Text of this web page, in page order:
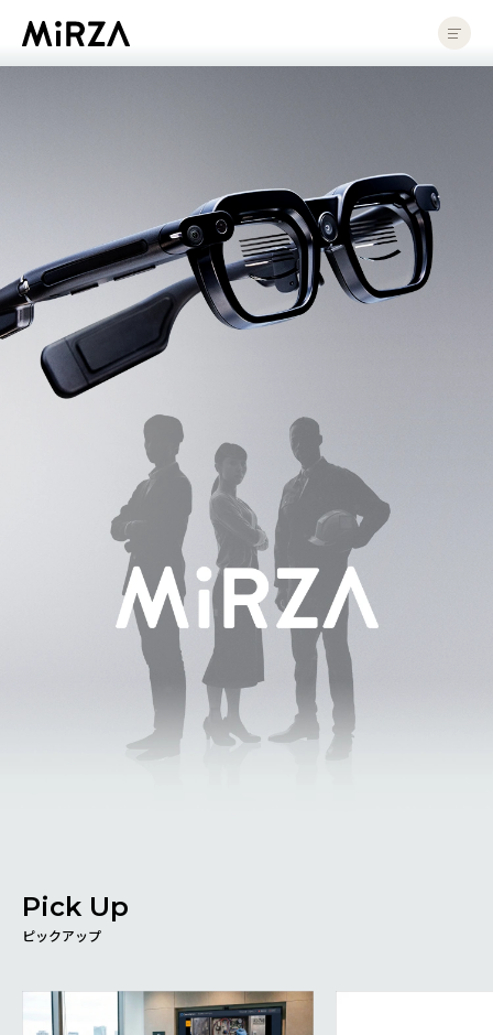
店頭で体験
インサートレンズ
アプリ紹介
法人
法人のお客様
導入・活用事例
ソリューション
安心補償サービス
MiRZAソリューションパートナー
サポート
サポート
よくある質問
お問い合わせ
Pick Up
ピックアップ